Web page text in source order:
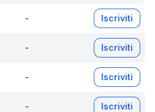
- Iscriviti
- Iscriviti
- Iscriviti
- Iscriviti